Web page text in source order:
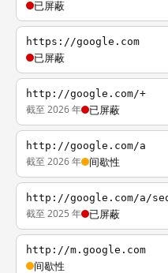
已屏蔽
https://google.com
已屏蔽
http://google.com/+
截至 2026 年 已屏蔽
http://google.com/a
截至 2026 年 间歇性
http://google.com/a/
截至 2025 年 已屏蔽
http://m.google.com
间歇性